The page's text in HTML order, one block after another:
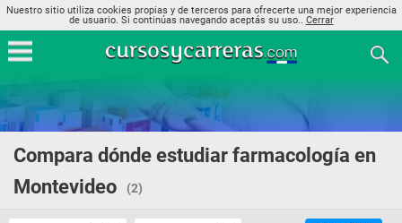
Nuestro sitio utiliza cookies propias y de terceros para ofrecerte una mejor experiencia
de usuario. Si continúas navegando aceptás su uso.. Cerrar
Compara dónde estudiar farmacología en
Montevideo
(2)